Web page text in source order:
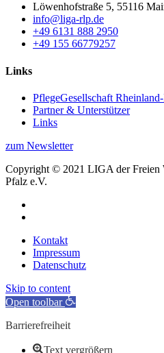
Löwenhofstraße 5, 55116
info@liga-rlp.de
+49 6131 888 2950
+49 155 66779257
Links
PflegeGesellschaft
Partner & Unterstützer
Links
zum Newsletter
Copyright © 2021 LIGA der Freien
Pfalz e.V.
Kontakt
Impressum
Datenschutz
Skip to content
Open toolbar
Barrierefreiheit
Text vergrößern